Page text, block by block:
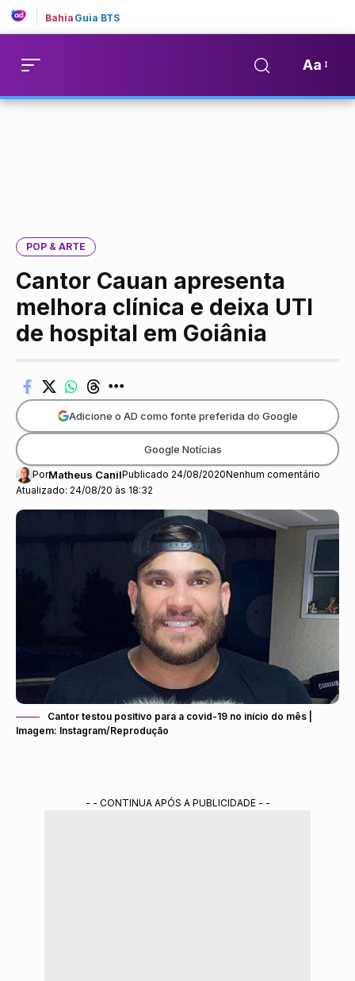
Bahia Guia BTS
Aa
POP & ARTE
Cantor Cauan apresenta
melhora clínica e deixa UTI
de hospital em Goiânia
Atualizado: 24/08/20 às 18:32
PorMatheus CanilPublicado 24/08/2020Nenhum comentário
Adicione o AD como fonte preferida do Google
Google Notícias
Cantor testou positivo para a covid-19 no início do mês |
Imagem: Instagram/Reprodução
- - CONTINUA APÓS A PUBLICIDADE - -